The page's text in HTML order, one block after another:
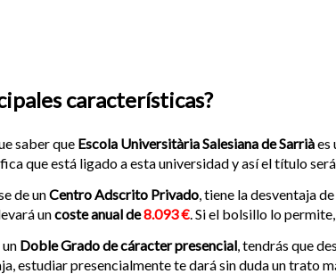
características?
saber que Escola Universitària Salesiana de Sarriàes
que está ligado a esta universidad y así el título
de unCentro Adscrito Privado , tiene la desventaja
uncoste anual de8.093 € . Si el bolsillo lo
Doble Grado de cáracter presencial , tendrás que
estudiar presencialmente te dará sin duda un trato